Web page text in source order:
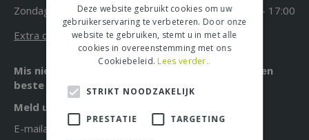
Zondag
12:00 - 17:00
Extra openingstijden
Mis niet langer de leukste acties, aanbiedingen en
beste tuintips!
Meld u nu aan voor onze nieuwsbrief!
E-mailadres: *
Deze website gebruikt cookies om uw
gebruikerservaring te verbeteren. Door onze
website te gebruiken, stemt u in met alle
cookies in overeenstemming met ons
Cookiebeleid. Lees verder..
STRIKT NOODZAKELIJK
PRESTATIE TARGETING